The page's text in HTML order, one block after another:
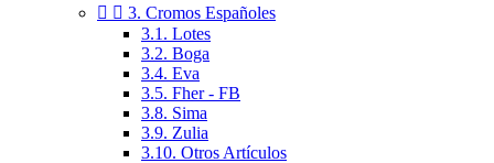
  3. Cromos Españoles
3.1. Lotes
3.2. Boga
3.4. Eva
3.5. Fher - FB
3.8. Sima
3.9. Zulia
3.10. Otros Artículos